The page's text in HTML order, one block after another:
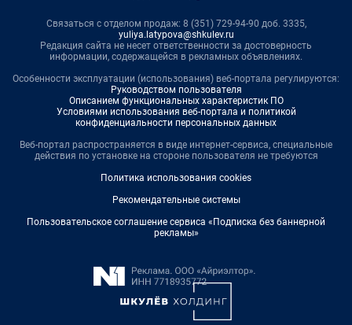
Связаться с отделом продаж: 8 (351) 729-94-90 доб. 3335,
yuliya.latypova@shkulev.ru
Редакция сайта не несет ответственности за достоверность
информации, содержащейся в рекламных объявлениях.
Особенности эксплуатации (использования) веб-портала регулируются:
Руководством пользователя
Описанием функциональных характеристик ПО
Условиями использования веб-портала и политикой
конфиденциальности персональных данных
Веб-портал распространяется в виде интернет-сервиса, специальные
действия по установке на стороне пользователя не требуются
Политика использования cookies
Рекомендательные системы
Пользовательское соглашение сервиса «Подписка без баннерной
рекламы»